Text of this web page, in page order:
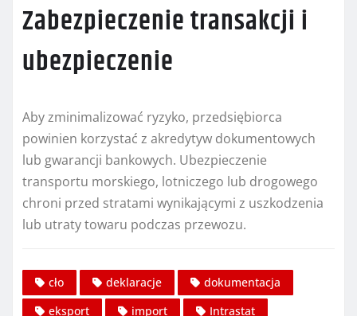
Zabezpieczenie transakcji i
ubezpieczenie
Aby zminimalizować ryzyko, przedsiębiorca
powinien korzystać z akredytyw dokumentowych
lub gwarancji bankowych. Ubezpieczenie
transportu morskiego, lotniczego lub drogowego
chroni przed stratami wynikającymi z uszkodzenia
lub utraty towaru podczas przewozu.
cło deklaracje
dokumentacja
eksport
import
Intrastat